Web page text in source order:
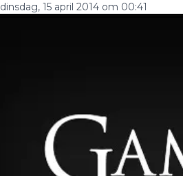
dinsdag, 15 april 2014 om 00:41